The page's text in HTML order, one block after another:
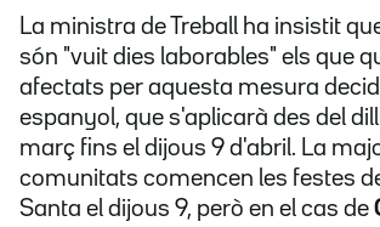
La ministra de Treball ha insistit
són "vuit dies laborables" els que
afectats per aquesta mesura
espanyol, que s'aplicarà des del
març fins el dijous 9 d'abril. La
comunitats comencen les festes
Santa el dijous 9, però en el cas de